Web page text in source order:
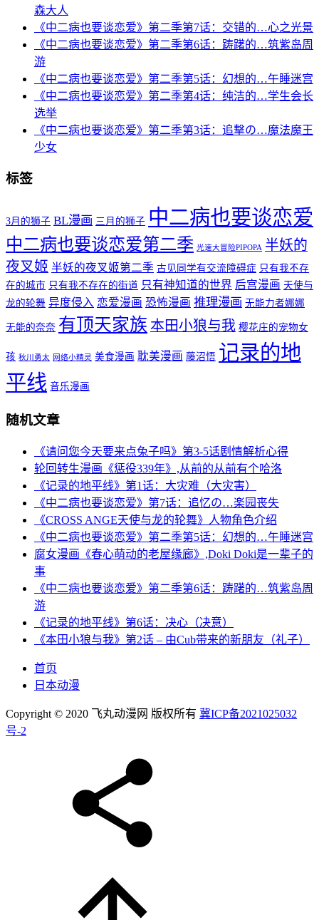
森大人
《中二病也要谈恋爱》第二季第7话：交错的…心之光景
《中二病也要谈恋爱》第二季第6话：踌躇的…筑紫岛周
游
《中二病也要谈恋爱》第二季第5话：幻想的…午睡迷宫
《中二病也要谈恋爱》第二季第4话：纯洁的…学生会长
选举
《中二病也要谈恋爱》第二季第3话：追撃の…魔法魔王
少女
标签
3月的狮子 BL漫画 三月的狮子 中二病也要谈恋爱
中二病也要谈恋爱第二季 光速大冒险PIPOPA 半妖的
夜叉姬 半妖的夜叉姬第二季 古见同学有交流障碍症 只有我不存
在的城市 只有我不存在的街道 只有神知道的世界 后宫漫画 天使与
龙的轮舞 异度侵入 恋爱漫画 恐怖漫画 推理漫画 无能力者娜娜
无能的奈奈 有顶天家族 本田小狼与我 樱花庄的宠物女
孩 秋川勇太 网络小精灵 美食漫画 耽美漫画 藤沼悟 记录的地
平线 音乐漫画
随机文章
《请问您今天要来点兔子吗》第3-5话剧情解析心得
轮回转生漫画《惩役339年》,从前的从前有个哈洛
《记录的地平线》第1话：大灾难（大灾害）
《中二病也要谈恋爱》第7话：追忆の…楽园丧失
《CROSS ANGE天使与龙的轮舞》人物角色介绍
《中二病也要谈恋爱》第二季第5话：幻想的…午睡迷宫
腐女漫画《春心萌动的老屋缘廊》,Doki Doki是一辈子的
事
《中二病也要谈恋爱》第二季第6话：踌躇的…筑紫岛周
游
《记录的地平线》第6话：决心（决意）
《本田小狼与我》第2话 – 由Cub带来的新朋友（礼子）
首页
日本动漫
Copyright © 2020 飞丸动漫网 版权所有 冀ICP备2021025032
号-2